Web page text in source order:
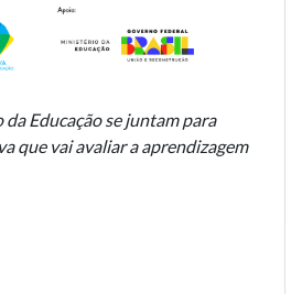
Educação se juntam para
que vai avaliar a aprendizagem